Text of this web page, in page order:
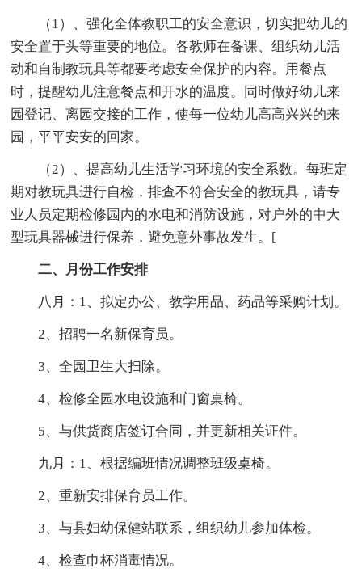
（1）、强化全体教职工的安全意识，切实把幼儿的
安全置于头等重要的地位。各教师在备课、组织幼儿活
动和自制教玩具等都要考虑安全保护的内容。用餐点
时，提醒幼儿注意餐点和开水的温度。同时做好幼儿来
园登记、离园交接的工作，使每一位幼儿高高兴兴的来
园，平平安安的回家。
（2）、提高幼儿生活学习环境的安全系数。每班定
期对教玩具进行自检，排查不符合安全的教玩具，请专
业人员定期检修园内的水电和消防设施，对户外的中大
型玩具器械进行保养，避免意外事故发生。[
二、月份工作安排
八月：1、拟定办公、教学用品、药品等采购计划。
2、招聘一名新保育员。
3、全园卫生大扫除。
4、检修全园水电设施和门窗桌椅。
5、与供货商店签订合同，并更新相关证件。
九月：1、根据编班情况调整班级桌椅。
2、重新安排保育员工作。
3、与县妇幼保健站联系，组织幼儿参加体检。
4、检查巾杯消毒情况。